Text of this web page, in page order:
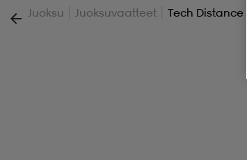
Juoksu Juoksuvaatteet Tech Distance